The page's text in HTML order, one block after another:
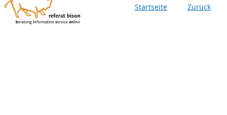
Startseite Zurück